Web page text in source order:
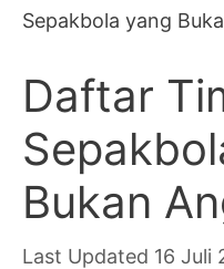
Sepakbola yang
Daftar
Bukan
16 Juli